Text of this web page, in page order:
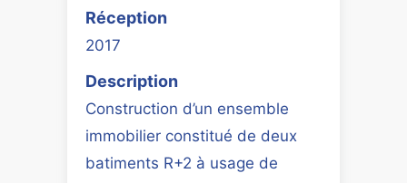
Réception
2017
Description
Construction d’un ensemble
immobilier constitué de deux
batiments R+2 à usage de